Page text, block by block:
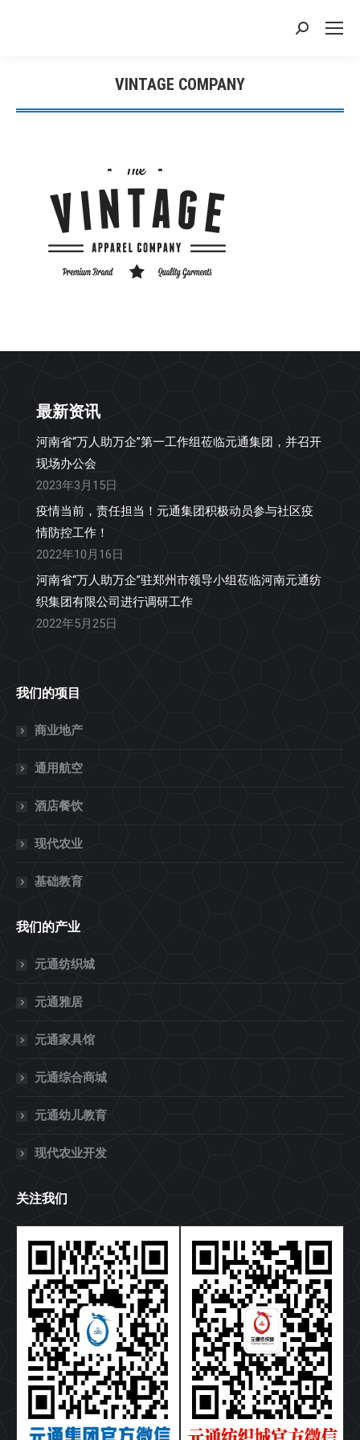
搜
VINTAGE COMPANY
您在这里：
最新资讯
河南省“万人助万企”第一工作组莅临元通集团，并召开
现场办公会
2023年3月15日
疫情当前，责任担当！元通集团积极动员参与社区疫
情防控工作！
2022年10月16日
河南省“万人助万企”驻郑州市领导小组莅临河南元通纺
织集团有限公司进行调研工作
2022年5月25日
我们的项目
商业地产
通用航空
酒店餐饮
现代农业
基础教育
我们的产业
元通纺织城
元通雅居
元通家具馆
元通综合商城
元通幼儿教育
现代农业开发
关注我们